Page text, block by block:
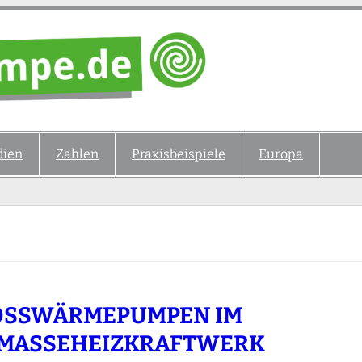
Zahlen Praxisbeispiele Europa
IM B